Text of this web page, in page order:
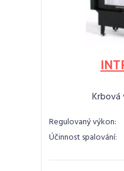
Krbová
Regulovaný výkon:
Účinnost spalování: